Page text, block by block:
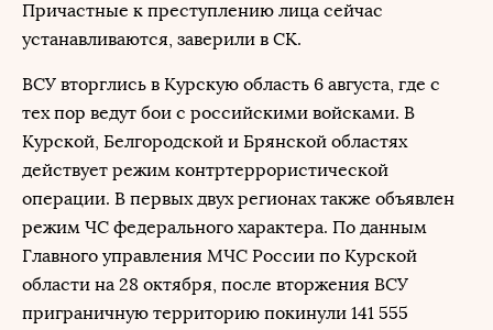
Причастные к преступлению лица сейчас
устанавливаются, заверили в СК.
ВСУ вторглись в Курскую область 6 августа, где с
тех пор ведут бои с российскими войсками. В
Курской, Белгородской и Брянской областях
действует режим контртеррористической
операции. В первых двух регионах также объявлен
режим ЧС федерального характера. По данным
Главного управления МЧС России по Курской
области на 28 октября, после вторжения ВСУ
приграничную территорию покинули 141 555